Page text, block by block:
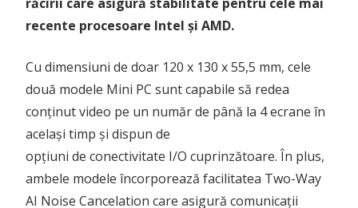
recente procesoare Intel și AMD.
Cu dimensiuni de doar 120 x 130 x 55,5 mm, cele
două modele Mini PC sunt capabile să redea
conținut video pe un număr de până la 4 ecrane în
același timp și dispun de
opțiuni de conectivitate I/O cuprinzătoare. În plus,
ambele modele încorporează facilitatea Two-Way
AI Noise Cancelation care asigură comunicații